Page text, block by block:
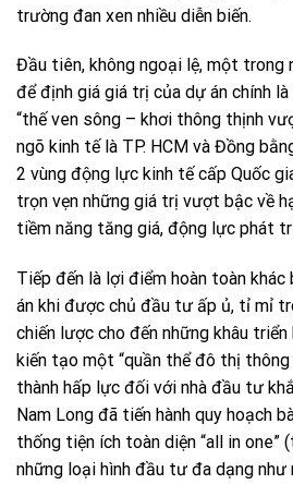
trường đan xen nhiều diễn biến.
Đầu tiên, không ngoại lệ, một trong
để định giá giá trị của dự án chính
“thế ven sông – khơi thông thịnh
ngõ kinh tế là TP. HCM và Đồng
2 vùng động lực kinh tế cấp Quốc
trọn vẹn những giá trị vượt bậc về
tiềm năng tăng giá, động lực phát
Tiếp đến là lợi điểm hoàn toàn
án khi được chủ đầu tư ấp ủ, tỉ mỉ
chiến lược cho đến những khâu
kiến tạo một “quần thể đô thị thông
thành hấp lực đối với nhà đầu tư
Nam Long đã tiến hành quy hoạch
thống tiện ích toàn diện “all in
những loại hình đầu tư đa dạng